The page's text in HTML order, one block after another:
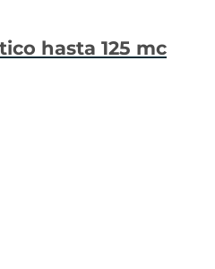
hasta 125 mc